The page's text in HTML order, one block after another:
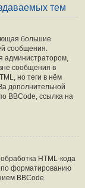
тем
большие
сообщения.
администратором,
сообщения в
но теги в нём
дополнительной
BBCode, ссылка на
HTML-кода
по форматированию
BBCode.